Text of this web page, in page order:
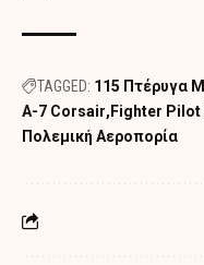
TAGGED: 115 Πτέρυγα
A-7 Corsair Fighter Pilot
Πολεμική Αεροπορία